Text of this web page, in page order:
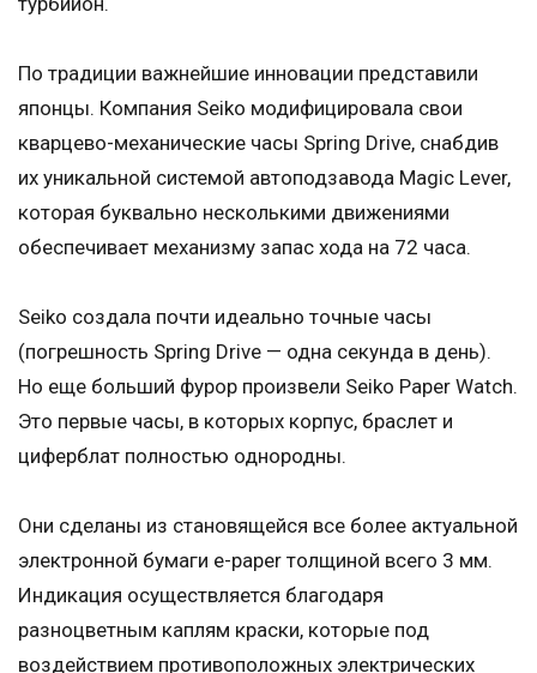
По традиции важнейшие инновации представили
японцы. Компания Seiko модифицировала свои
кварцево-механические часы Spring Drive, снабдив
их уникальной системой автоподзавода Magic Lever,
которая буквально несколькими движениями
обеспечивает механизму запас хода на 72 часа.
Seiko создала почти идеально точные часы
(погрешность Spring Drive — одна секунда в день).
Но еще больший фурор произвели Seiko Paper Watch.
Это первые часы, в которых корпус, браслет и
циферблат полностью однородны.
Они сделаны из становящейся все более актуальной
электронной бумаги e-paper толщиной всего 3 мм.
Индикация осуществляется благодаря
разноцветным каплям краски, которые под
воздействием противоположных электрических